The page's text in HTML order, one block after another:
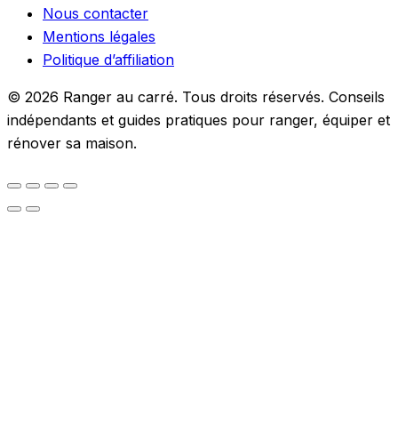
Nous contacter
Mentions légales
Politique d’affiliation
© 2026 Ranger au carré. Tous droits réservés. Conseils
indépendants et guides pratiques pour ranger, équiper et
rénover sa maison.